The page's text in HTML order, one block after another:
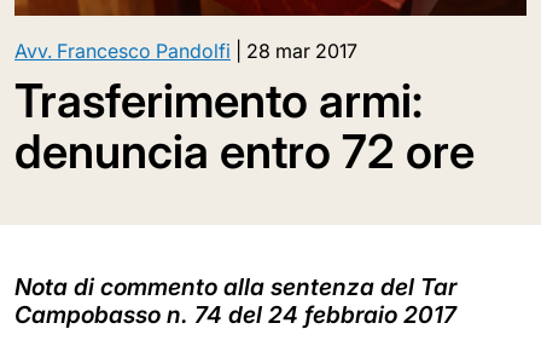
Avv. Francesco Pandolfi 28 mar 2017
Trasferimento armi:
denuncia entro 72 ore
Nota di commento alla sentenza del Tar
Campobasso n. 74 del 24 febbraio 2017